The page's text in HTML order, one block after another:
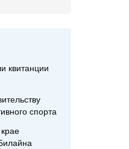
квитанции
спорта